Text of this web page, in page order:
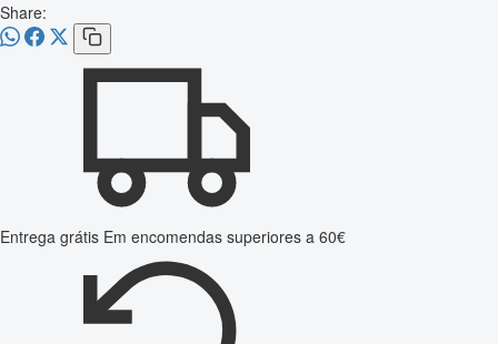
Share:
Entrega grátis Em encomendas superiores a 60€